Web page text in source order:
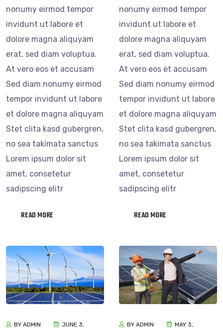
nonumy eirmod tempor
invidunt ut labore et
dolore magna aliquyam
erat, sed diam voluptua.
At vero eos et accusam
Sed diam nonumy eirmod
tempor invidunt ut labore
et dolore magna aliquyam
Stet clita kasd gubergren,
no sea takimata sanctus
Lorem ipsum dolor sit
amet, consetetur
sadipscing elitr
READ MORE
nonumy eirmod tempor
invidunt ut labore et
dolore magna aliquyam
erat, sed diam voluptua.
At vero eos et accusam
Sed diam nonumy eirmod
tempor invidunt ut labore
et dolore magna aliquyam
Stet clita kasd gubergren,
no sea takimata sanctus
Lorem ipsum dolor sit
amet, consetetur
sadipscing elitr
READ MORE
BY ADMIN JUNE 3, BY ADMIN MAY 3,